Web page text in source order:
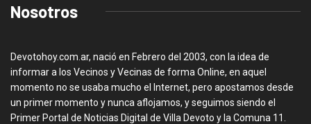
Nosotros
Devotohoy.com.ar, nació en Febrero del 2003, con la idea de
informar a los Vecinos y Vecinas de forma Online, en aquel
momento no se usaba mucho el Internet, pero apostamos desde
un primer momento y nunca aflojamos, y seguimos siendo el
Primer Portal de Noticias Digital de Villa Devoto y la Comuna 11.